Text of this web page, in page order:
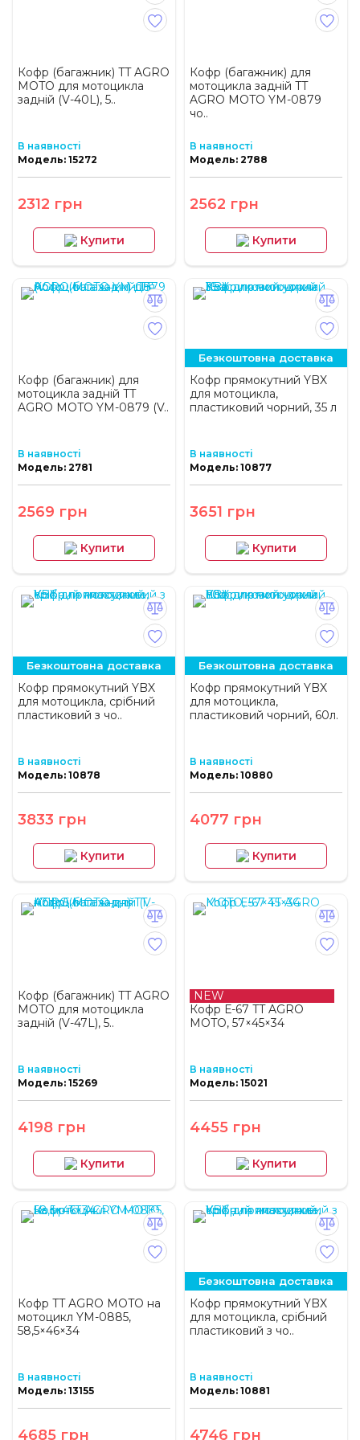
Кофр (багажник) TT AGRO
MOTO для мотоцикла
задній (V-40L), 5..
В наявності
Модель: 15272
2312 грн
Купити
Кофр (багажник) для
мотоцикла задній TT
AGRO MOTO YM-0879
чо..
В наявності
Модель: 2788
2562 грн
Купити
Кофр (багажник) для
мотоцикла задній TT
AGRO MOTO YM-0879 (V..
В наявності
Модель: 2781
2569 грн
Купити
Безкоштовна доставка
Кофр прямокутний YBX
для мотоцикла,
пластиковий чорний, 35 л
В наявності
Модель: 10877
3651 грн
Купити
Безкоштовна доставка
Кофр прямокутний YBX
для мотоцикла, срібний
пластиковий з чо..
В наявності
Модель: 10878
3833 грн
Купити
Безкоштовна доставка
Кофр прямокутний YBX
для мотоцикла,
пластиковий чорний, 60л.
В наявності
Модель: 10880
4077 грн
Купити
Кофр (багажник) TT AGRO
MOTO для мотоцикла
задній (V-47L), 5..
В наявності
Модель: 15269
4198 грн
Купити
NEW
Кофр Е-67 TT AGRO
MOTO, 57×45×34
В наявності
Модель: 15021
4455 грн
Купити
Кофр TT AGRO MOTO на
мотоцикл YM-0885,
58,5×46×34
В наявності
Модель: 13155
4685 грн
Безкоштовна доставка
Кофр прямокутний YBX
для мотоцикла, срібний
пластиковий з чо..
В наявності
Модель: 10881
4746 грн